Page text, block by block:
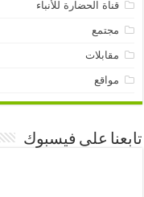
قناة الحضارة للأنباء
مجتمع
مقابلات
مواقع
تابعنا على فيسبوك